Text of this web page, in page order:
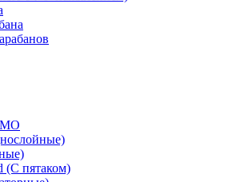
(С пятаком)